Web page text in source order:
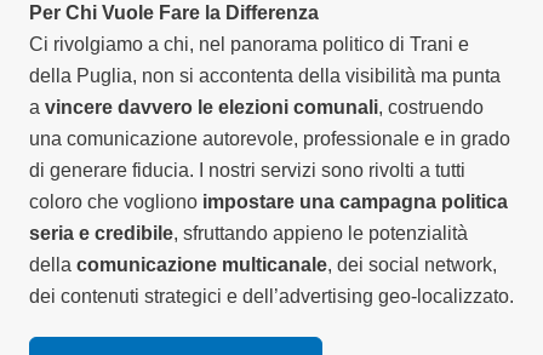
Per Chi Vuole Fare la Differenza
Ci rivolgiamo a chi, nel panorama politico di Trani e
della Puglia, non si accontenta della visibilità ma punta
a vincere davvero le elezioni comunali, costruendo
una comunicazione autorevole, professionale e in grado
di generare fiducia. I nostri servizi sono rivolti a tutti
coloro che vogliono impostare una campagna politica
seria e credibile, sfruttando appieno le potenzialità
della comunicazione multicanale, dei social network,
dei contenuti strategici e dell’advertising geo-localizzato.